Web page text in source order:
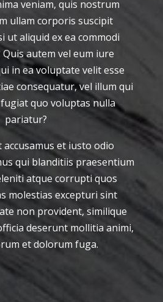
veniam, quis nostrum
ullam corporis suscipit
ut aliquid ex ea commodi
autem vel eum iure
in ea voluptate velit esse
consequatur, vel illum qui
quo voluptas nulla
pariatur?
accusamus et iusto odio
qui blanditiis praesentium
atque corrupti quos
molestias excepturi sint
non provident, similique
deserunt mollitia animi,
et dolorum fuga.